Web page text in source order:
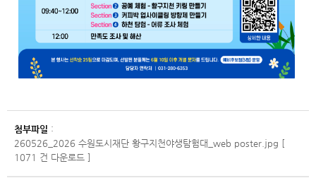
첨부파일 :
260526_2026 수원도시재단 황구지천야생탐험대_web poster.jpg [
1071 건 다운로드 ]